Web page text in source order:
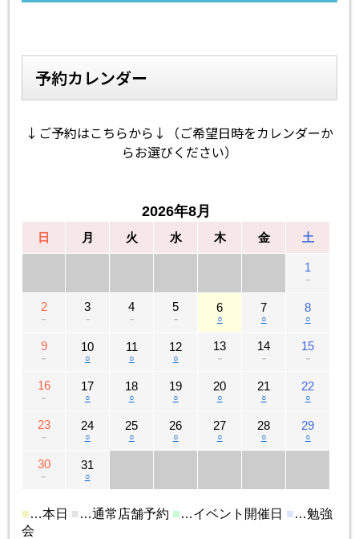
予約カレンダー
↓ご予約はこちらから↓（ご希望日時をカレンダーか
らお選びください）
2026年8月
日 月 火 水 木 金 土
1
－
2
－
3
－
4
－
5
－
6
○
7
○
8
○
9
－
10
○
11
○
12
○
13
－
14
－
15
－
16
－
17
○
18
○
19
○
20
○
21
○
22
○
23
－
24
○
25
○
26
○
27
○
28
○
29
○
30
－
31
○
■…本日 ■ …通常店舗予約 ■…イベント開催日 ■…勉強
会